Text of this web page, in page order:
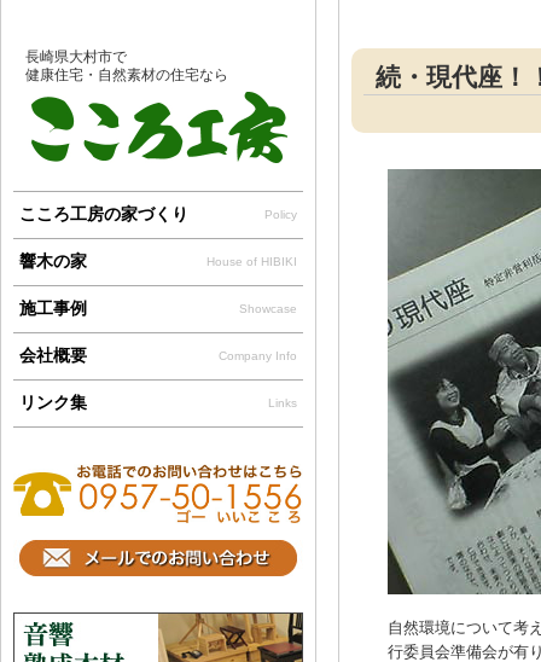
続・現代座！
自然環境について考
行委員会準備会が有
長崎県大村市で
健康住宅・自然素材の住宅なら
こころ工房の家づくり Policy
響木の家 House of HIBIKI
施工事例 Showcase
会社概要 Company Info
リンク集 Links